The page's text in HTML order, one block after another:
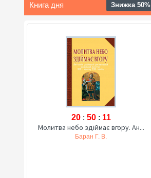
Книга дня Знижка 50%
20 : 50 : 10
Молитва небо здіймає вгору. Ан...
Баран Г. В.